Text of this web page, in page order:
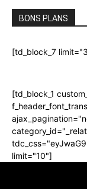
BONS PLANS
[td_block_7
[td_block_1
limit="10"]